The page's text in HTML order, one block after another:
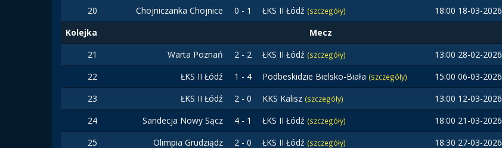
20
Chojniczanka Chojnice 0 - 1 ŁKS II Łódź (szczegóły) 18:00 18-03-2026
Kolejka Mecz
21
Warta Poznań 2 - 2 ŁKS II Łódź (szczegóły) 13:00 28-02-2026
22 ŁKS II Łódź 1 - 4 Podbeskidzie Bielsko-Biała (szczegóły) 15:00 06-03-2026
23 ŁKS II Łódź 2 - 0 KKS Kalisz (szczegóły) 13:00 12-03-2026
24
Sandecja Nowy Sącz 4 - 1 ŁKS II Łódź (szczegóły) 18:00 21-03-2026
25
Olimpia Grudziądz 2 - 0 ŁKS II Łódź (szczegóły) 18:30 27-03-2026